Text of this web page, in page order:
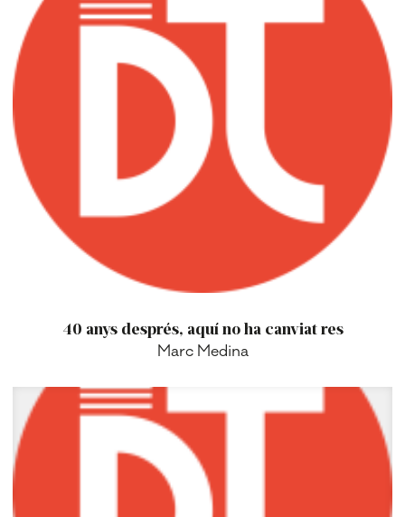
40 anys després, aquí no ha canviat res
Marc Medina